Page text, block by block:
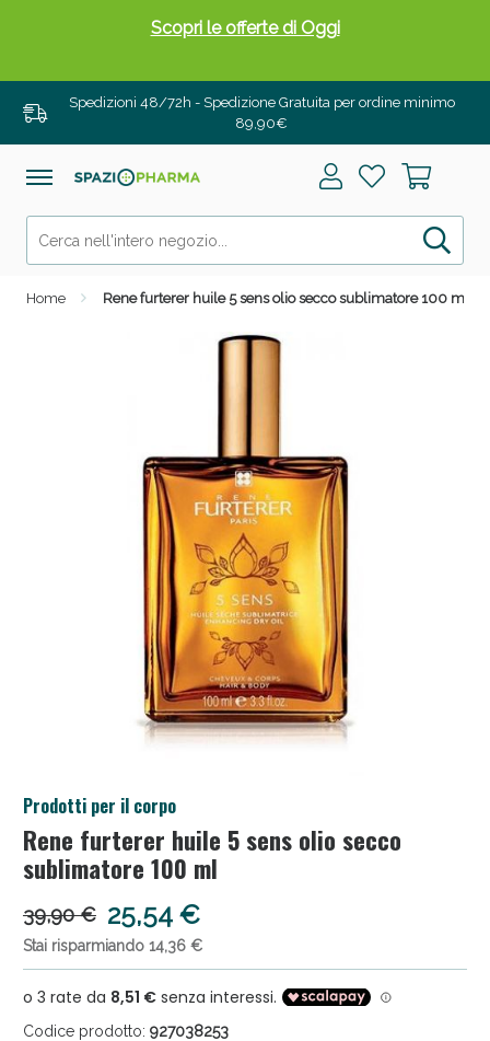
Spedizioni 48/72h - Spedizione Gratuita per ordine minimo
89,90€
Home Rene furterer huile 5 sens olio secco sublimatore 100 ml
Prodotti per il corpo
Rene furterer huile 5 sens olio secco
sublimatore 100 ml
39,90 € 25,54 €
Stai risparmiando 14,36 €
Codice prodotto: 927038253
Scopri le offerte di Oggi
Salini e Multivitaminici: oggi Sconto extra fino al